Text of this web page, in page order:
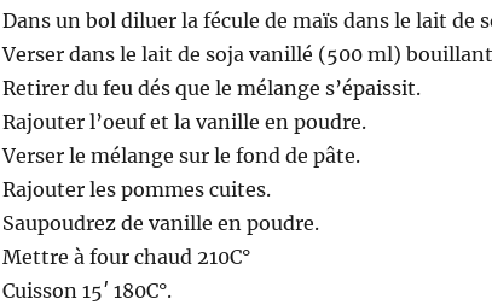
Dans un bol diluer la fécule de maïs dans le lait de
Verser dans le lait de soja vanillé (500 ml)
Retirer du feu dés que le mélange s’épaissit.
Rajouter l’oeuf et la vanille en poudre.
Verser le mélange sur le fond de pâte.
Rajouter les pommes cuites.
Saupoudrez de vanille en poudre.
Mettre à four chaud 210C°
Cuisson 15′ 180C°.